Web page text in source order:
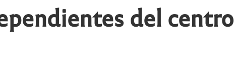
del centro